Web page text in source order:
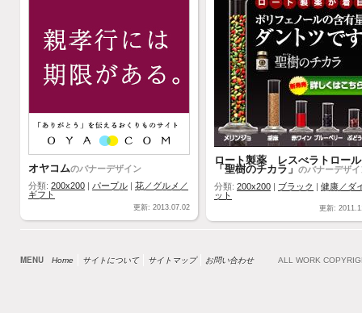
ロート製薬 レスべラトロール
「聖樹のチカラ」のバナーデザ
分類: 200x200 ブラック
健康／ダ
ット
更新:
オヤコムのバナーデザイン
分類: 200x200 パープル
花／グルメ／
ギフト
更新: 2013.07.02
MENU Home サイトについて サイトマップ お問い合わせ ALL WORK